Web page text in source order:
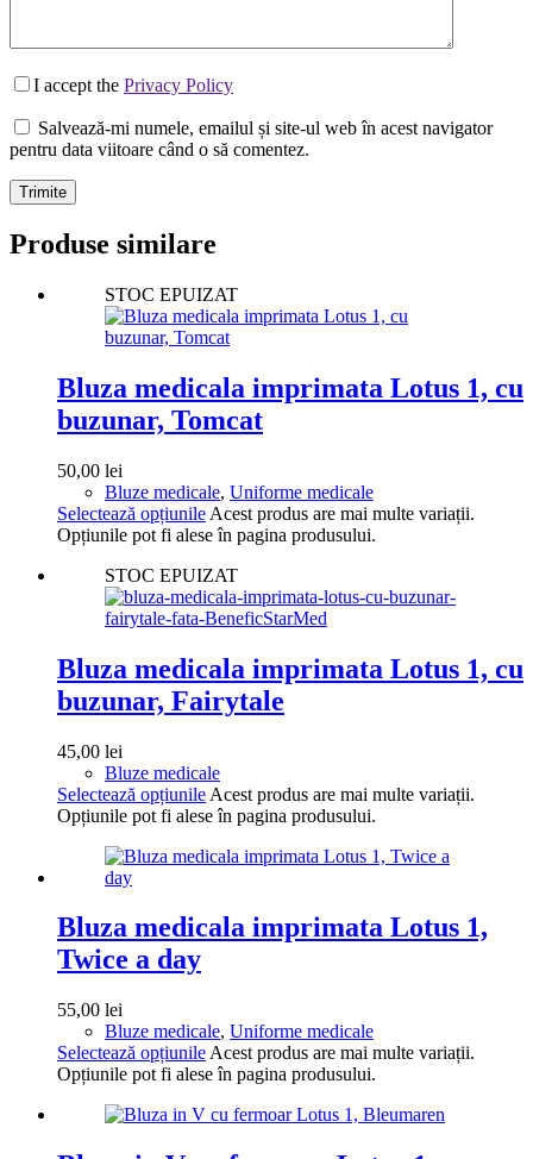
I accept the Privacy Policy
Salvează-mi numele, emailul și site-ul web în acest navigator
pentru data viitoare când o să comentez.
Trimite
Produse similare
STOC EPUIZAT
Bluza medicala imprimata Lotus 1, cu
buzunar, Tomcat
50,00 lei
Bluze medicale, Uniforme medicale
Selectează opțiunile Acest produs are mai multe variații.
Opțiunile pot fi alese în pagina produsului.
STOC EPUIZAT
Bluza medicala imprimata Lotus 1, cu
buzunar, Fairytale
45,00 lei
Bluze medicale
Selectează opțiunile Acest produs are mai multe variații.
Opțiunile pot fi alese în pagina produsului.
Bluza medicala imprimata Lotus 1,
Twice a day
55,00 lei
Bluze medicale, Uniforme medicale
Selectează opțiunile Acest produs are mai multe variații.
Opțiunile pot fi alese în pagina produsului.